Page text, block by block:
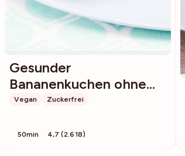
Gesunder
Bananenkuchen ohne
Zucker
Vegan Zuckerfrei
50min 4,7 (2.618)